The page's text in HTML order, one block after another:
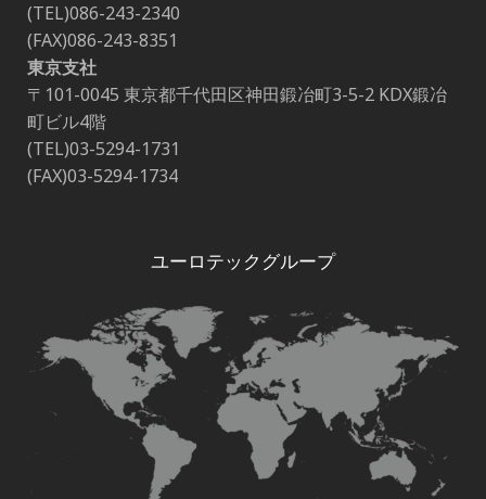
(TEL)086-243-2340
(FAX)086-243-8351
東京支社
〒101-0045 東京都千代田区神田鍛冶町3-5-2 KDX鍛冶
町ビル4階
(TEL)03-5294-1731
(FAX)03-5294-1734
ユーロテックグループ